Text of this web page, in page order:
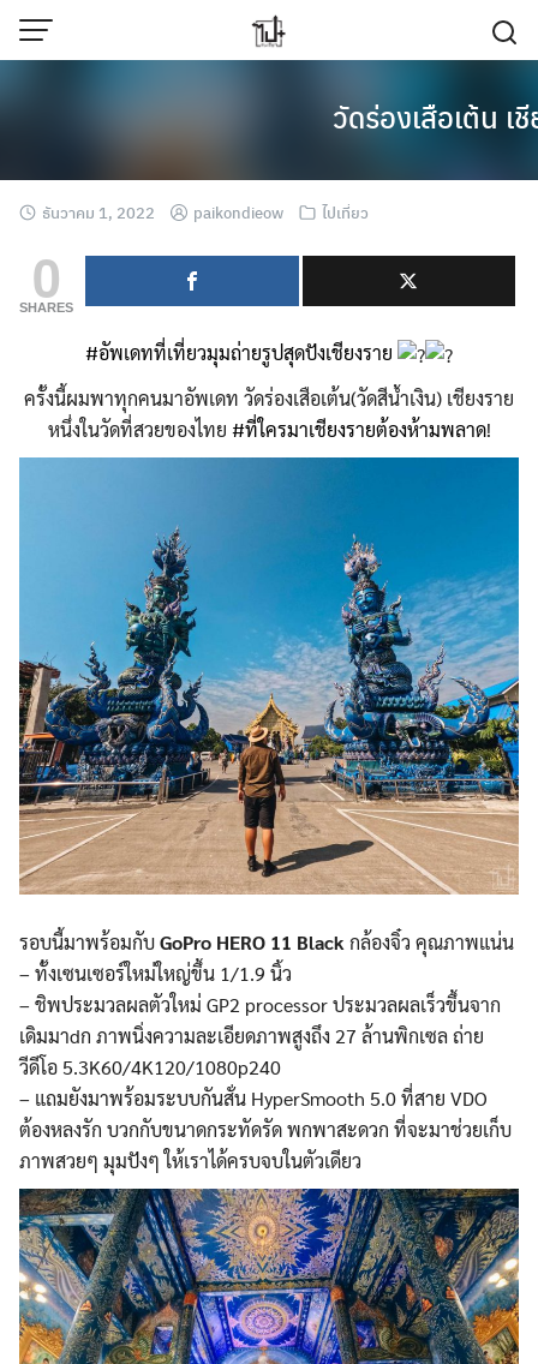
Skip
วัดร่องเสือเต้น เ
ธันวาคม 1, 2022 paikondieow ไปเที่ยว
0
SHARES
#อัพเดทที่เที่ยวมุมถ่ายรูปสุดปังเชียงราย
ครั้งนี้ผมพาทุกคนมาอัพเดท วัดร่องเสือเต้น(วัดสีน้ำเงิน) เชียงราย
หนึ่งในวัดที่สวยของไทย #ที่ใครมาเชียงรายต้องห้ามพลาด!
รอบนี้มาพร้อมกับGoPro HERO 11 Black กล้องจิ๋ว คุณภาพแน่น
– ทั้งเซนเซอร์ใหม่ใหญ่ขึ้น 1/1.9 นิ้ว
– ชิพประมวลผลตัวใหม่ GP2 processor ประมวลผลเร็วขึ้นจาก
เดิมมาdก ภาพนิ่งความละเอียดภาพสูงถึง 27 ล้านพิกเซล ถ่าย
วีดีโอ 5.3K60/4K120/1080p240
– แถมยังมาพร้อมระบบกันสั่น HyperSmooth 5.0 ที่สาย VDO
ต้องหลงรัก บวกกับขนาดกระทัดรัด พกพาสะดวก ที่จะมาช่วยเก็บ
ภาพสวยๆ มุมปังๆ ให้เราได้ครบจบในตัวเดียว